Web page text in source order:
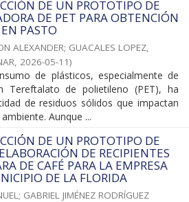
DE UN PROTOTIPO DE
DE PET PARA OBTENCIÓN
PASTO
ALEXANDER; GUACALES LOPEZ,
, 2026-05-11)
de plásticos, especialmente de
Tereftalato de polietileno (PET), ha
de residuos sólidos que impactan
Aunque ...
DE UN PROTOTIPO DE
DE RECIPIENTES
DE CAFÉ PARA LA EMPRESA
DE LA FLORIDA
; GABRIEL JIMÉNEZ RODRÍGUEZ